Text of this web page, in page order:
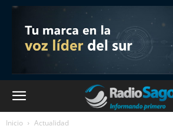
Inicio Actualidad